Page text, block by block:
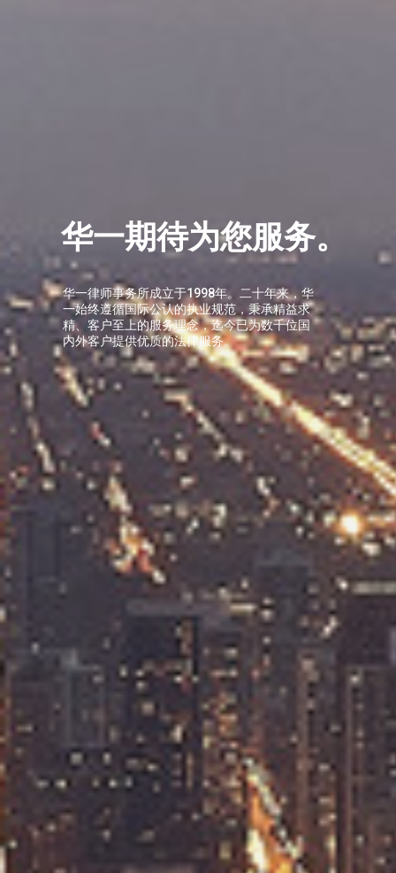
华一律师事务所成立于1998年。二十年来，华
一始终遵循国际公认的执业规范，秉承精益求
精、客户至上的服务理念，迄今已为数千位国
内外客户提供优质的法律服务。
华一期待为您服务。